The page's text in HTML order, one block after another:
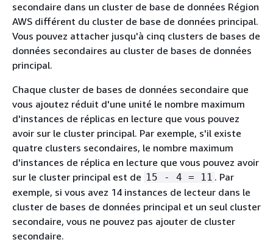
secondaire dans un cluster de base de données Région
AWS différent du cluster de base de données principal.
Vous pouvez attacher jusqu'à cinq clusters de bases de
données secondaires au cluster de bases de données
principal.
Chaque cluster de bases de données secondaire que
vous ajoutez réduit d'une unité le nombre maximum
d'instances de réplicas en lecture que vous pouvez
avoir sur le cluster principal. Par exemple, s'il existe
quatre clusters secondaires, le nombre maximum
d'instances de réplica en lecture que vous pouvez avoir
sur le cluster principal est de 15 - 4 = 11 . Par
exemple, si vous avez 14 instances de lecteur dans le
cluster de bases de données principal et un seul cluster
secondaire, vous ne pouvez pas ajouter de cluster
secondaire.